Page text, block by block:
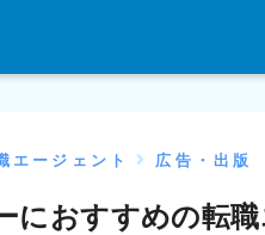
エージェント 広告・出版
におすすめの転